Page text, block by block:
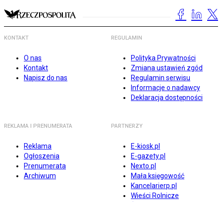
KONTAKT
O nas
Kontakt
Napisz do nas
REGULAMIN
Polityka Prywatności
Zmiana ustawień zgód
Regulamin serwisu
Informacje o nadawcy
Deklaracja dostępności
REKLAMA I PRENUMERATA
Reklama
Ogłoszenia
Prenumerata
Archiwum
PARTNERZY
E-kiosk.pl
E-gazety.pl
Nexto.pl
Mała księgowość
Kancelarierp.pl
Wieści Rolnicze